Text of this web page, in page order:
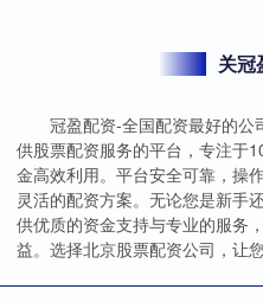
关冠
冠盈配资-全国配资最好的公
供股票配资服务的平台，专注于
金高效利用。平台安全可靠，操
灵活的配资方案。无论您是新手
供优质的资金支持与专业的服务
益。选择北京股票配资公司，让